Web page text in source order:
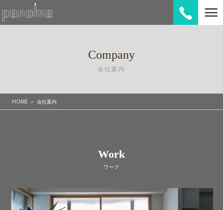
Company
会社案内
HOME 会社案内
Work
ワーク